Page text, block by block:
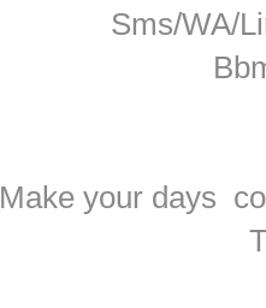
Sms/WA/
Make your days